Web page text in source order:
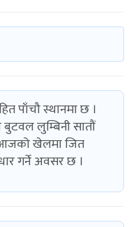
पाँचौ स्थानमा छ ।
लुम्बिनी सातौं
आजको खेलमा जित
गर्ने अवसर छ ।